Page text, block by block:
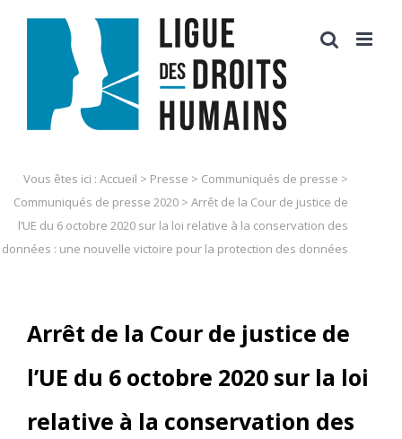
Vous êtes ici : Accueil > Presse > Communiqués de presse >
Communiqués de presse 2020 > Arrêt de la Cour de justice de
l’UE du 6 octobre 2020 sur la loi relative à la conservation des
données : une nouvelle victoire pour la protection des données
Arrêt de la Cour de justice de
l’UE du 6 octobre 2020 sur la loi
relative à la conservation des